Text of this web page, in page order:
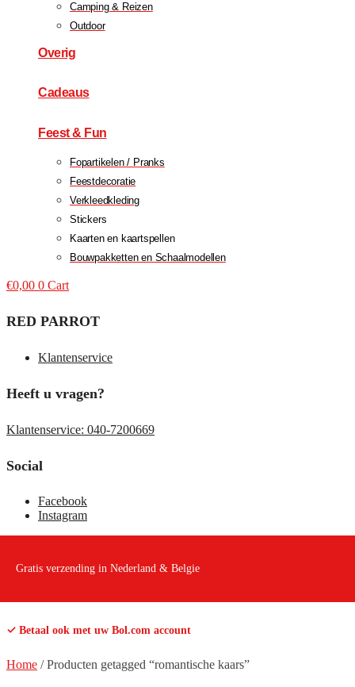
Camping & Reizen
Outdoor
Overig
Cadeaus
Feest & Fun
Fopartikelen / Pranks
Feestdecoratie
Verkleedkleding
Stickers
Kaarten en kaartspellen
Bouwpakketten en Schaalmodellen
€0,00 0 Cart
RED PARROT
Klantenservice
Heeft u vragen?
Klantenservice: 040-7200669
Social
Facebook
Instagram
Gratis verzending in Nederland & Belgie
✓ Betaal ook met uw Bol.com account
Home /Producten getagged “romantische kaars”